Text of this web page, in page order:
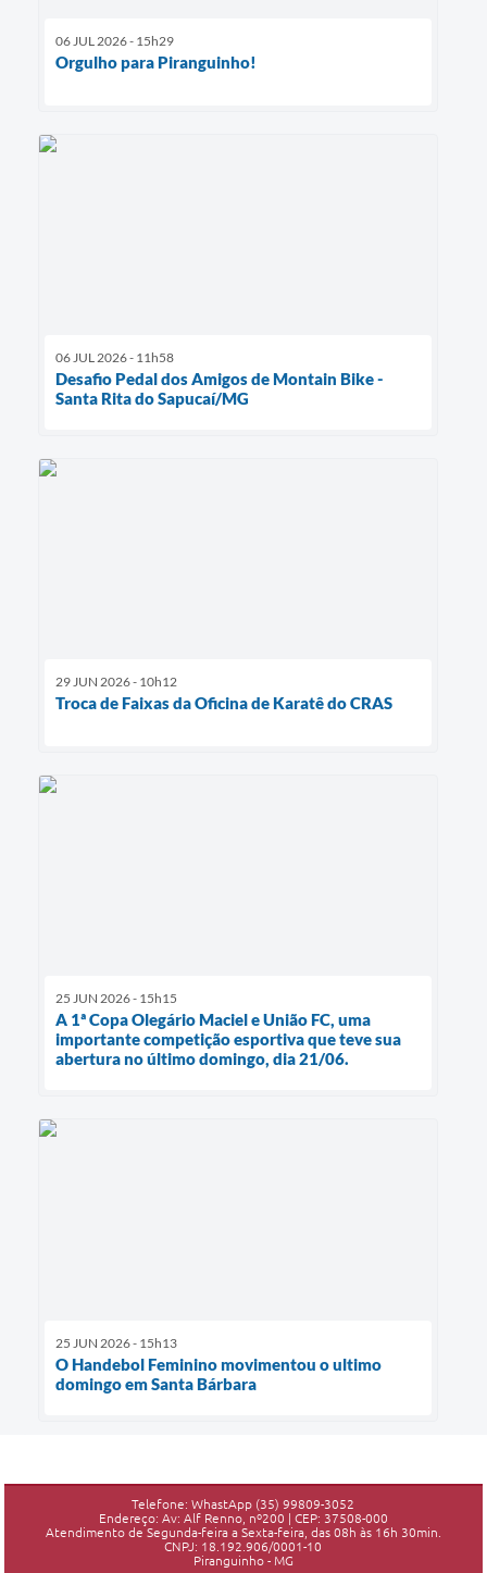
06 JUL 2026 - 15h29
Orgulho para Piranguinho!
06 JUL 2026 - 11h58
Desafio Pedal dos Amigos de Montain Bike -
Santa Rita do Sapucaí/MG
29 JUN 2026 - 10h12
Troca de Faixas da Oficina de Karatê do CRAS
25 JUN 2026 - 15h15
A 1ª Copa Olegário Maciel e União FC, uma
importante competição esportiva que teve sua
abertura no último domingo, dia 21/06.
25 JUN 2026 - 15h13
O Handebol Feminino movimentou o ultimo
domingo em Santa Bárbara
Telefone: WhastApp (35) 99809-3052
Endereço: Av: Alf Renno, nº200 | CEP: 37508-000
Atendimento de Segunda-feira a Sexta-feira, das 08h às 16h 30min.
CNPJ: 18.192.906/0001-10
Piranguinho - MG